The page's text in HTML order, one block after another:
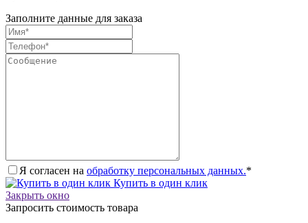
Заполните данные для заказа
Я согласен на обработку персональных данных.*
Купить в один клик
Закрыть окно
Запросить стоимость товара